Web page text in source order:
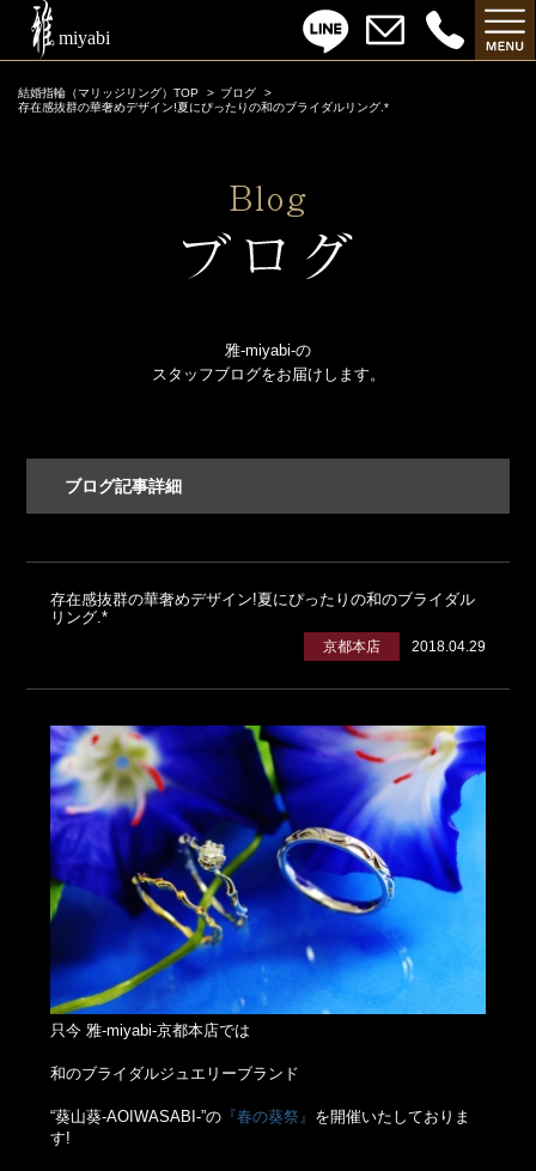
結婚指輪（マリッジリング）TOP
ブログ
存在感抜群の華奢めデザイン!夏にぴったりの和のブライダルリング.*
雅-miyabi-の
スタッフブログをお届けします。
ブログ記事詳細
存在感抜群の華奢めデザイン!夏にぴったりの和のブライダル
リング.*
2018.04.29
京都本店
只今 雅-miyabi-京都本店では
和のブライダルジュエリーブランド
“葵山葵-AOIWASABI-”の 『春の葵祭』 を開催いたしておりま
す!